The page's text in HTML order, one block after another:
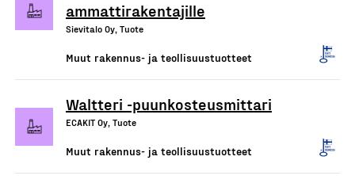
ammattirakentajille
Sievitalo Oy, Tuote
Muut rakennus- ja teollisuustuotteet
Waltteri -puunkosteusmittari
ECAKIT Oy, Tuote
Muut rakennus- ja teollisuustuotteet